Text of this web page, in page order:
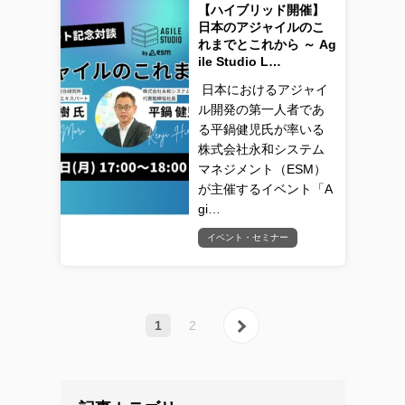
【ハイブリッド開催】
日本のアジャイルのこ
れまでとこれから ～ Ag
ile Studio L…
日本におけるアジャイ
ル開発の第一人者であ
る平鍋健児氏が率いる
株式会社永和システム
マネジメント（ESM）
が主催するイベント「A
gi…
イベント・セミナー
1 2